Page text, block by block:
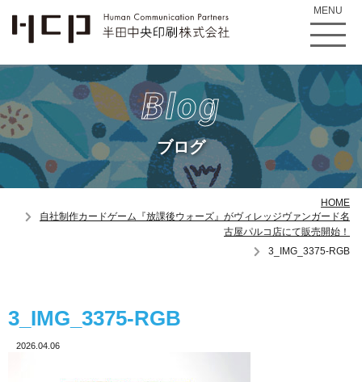
MENU
Blog
ブログ
HOME
自社制作カードゲーム『放課後ウォーズ』がヴィレッジヴァンガード名
古屋パルコ店にて販売開始！
3_IMG_3375-RGB
3_IMG_3375-RGB
2026.04.06